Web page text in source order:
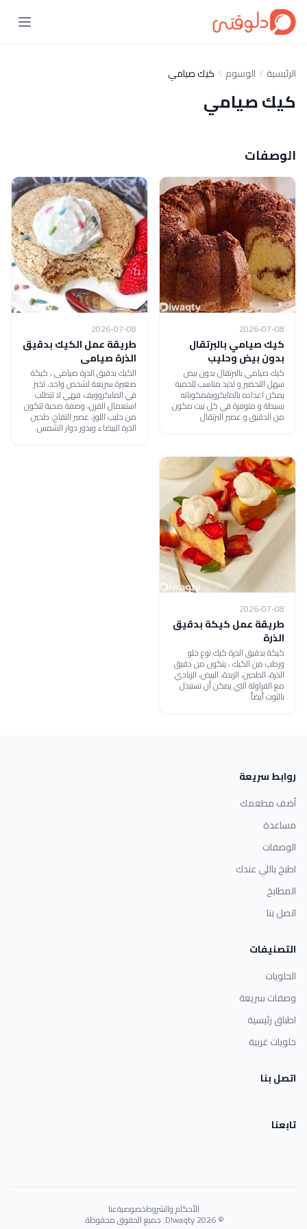
الرئيسية الوسوم كيك صيامي
كيك صيامي
الوصفات
2026-07-08
كيك صيامي بالبرتقال
بدون بيض وحليب
كيك صيامي بالبرتقال بدون بيض
سهل التحضير و لذيذ مناسب للحمية
يمكن اعداده بالمايكرويفمكوناته
بسيطة و متوفرة في كل بيت مكون
من الدقيق و عصير البرتقال
2026-07-08
طريقة عمل الكيك بدقيق
الذرة صيامى
الكيك بدقيق الذرة صيامى ، كيكة
صغيرة سريعة لشخص واحد، تخبز
في المايكروويف فهي لا تتطلب
استعمال الفرن، وصفة صحية تتكون
من حليب اللوز، عصير التفاح، طحين
الذرة البيضاء وبذور دوار الشمس.
2026-07-08
طريقة عمل كيكة بدقيق
الذرة
كيكة بدقيق الذرة كيك نوع حلو
ورطب من الكيك ، يتكون من دقيق
الذرة، الطحين، الزبدة، البيض، الزبادي
مع الفراولة التي يمكن أن تستبدل
بالتوت أيضاً.
روابط سريعة
أضف مطعمك
مساعدة
الوصفات
اطبخ باللي عندك
المطابخ
اتصل بنا
التصنيفات
الحلويات
وصفات سريعة
اطباق رئيسية
حلويات غربية
اتصل بنا
تابعنا
الأحكام والشروطخصوصيةعنا
© 2026 Dlwaqty. جميع الحقوق محفوظة.